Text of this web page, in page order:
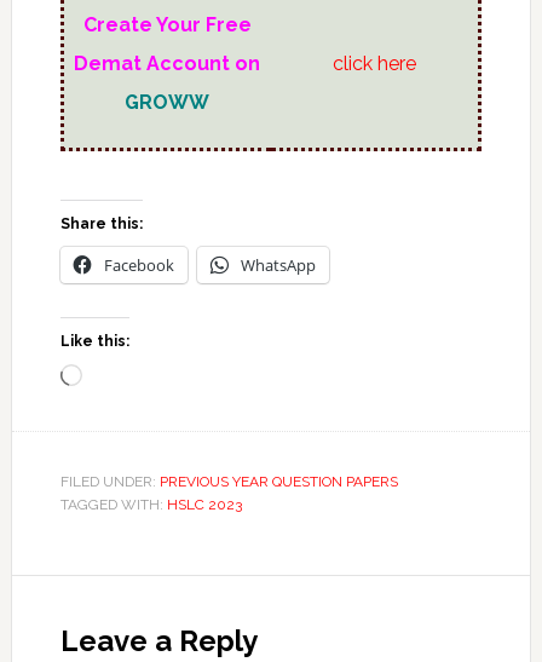
Create Your Free
Demat Account on
GROWW
click here
Share this:
Facebook WhatsApp
Like this:
Loading…
FILED UNDER: PREVIOUS YEAR QUESTION PAPERS
TAGGED WITH: HSLC 2023
Interactions
Leave a Reply